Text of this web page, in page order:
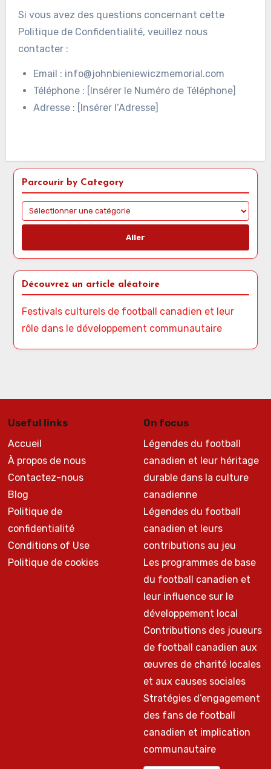
Si vous avez des questions concernant cette
Politique de Confidentialité, veuillez nous
contacter :
Email : info@johnbieniewiczmemorial.com
Téléphone : [Insérer le Numéro de Téléphone]
Adresse : [Insérer l’Adresse]
Parcourir by Category
Aller
Découvrez un article aléatoire
Festivals culturels de football canadien et leur
rôle dans le développement communautaire
Useful links
Accueil
À propos de nous
Contactez-nous
Blog
Politique de
confidentialité
Conditions of Use
Politique de cookies
On focus
Légendes du football
canadien et leur héritage
durable dans la culture
canadienne
Légendes du football
canadien et leurs
contributions au jeu
Les programmes de base
du football canadien et
leur influence sur le
développement local
Contributions des joueurs
de football canadien aux
œuvres de charité locales
et aux causes sociales
Stratégies d’engagement
des fans de football
canadien et implication
communautaire